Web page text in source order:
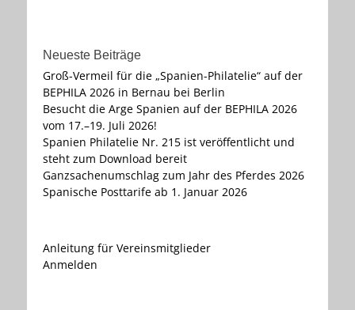
Neueste Beiträge
Groß-Vermeil für die „Spanien-Philatelie“ auf der
BEPHILA 2026 in Bernau bei Berlin
Besucht die Arge Spanien auf der BEPHILA 2026
vom 17.–19. Juli 2026!
Spanien Philatelie Nr. 215 ist veröffentlicht und
steht zum Download bereit
Ganzsachenumschlag zum Jahr des Pferdes 2026
Spanische Posttarife ab 1. Januar 2026
Anleitung für Vereinsmitglieder
Anmelden